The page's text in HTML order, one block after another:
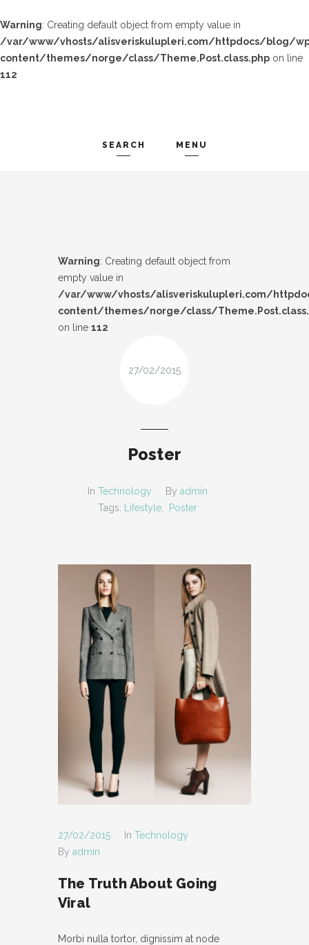
Warning: Creating default object from empty value in
/var/www/vhosts/alisveriskulupleri.com/httpdocs/blog/
content/themes/norge/class/Theme.Post.class.php on line
112
SEARCH MENU
Warning: Creating default object from
empty value in
/var/www/vhosts/alisveriskulupleri.com/
content/themes/norge/class/
on line 112
27/02/2015
Poster
In Technology By admin
Tags:
Lifestyle Poster
27/02/2015 In Technology
By admin
The Truth About Going
Viral
Morbi nulla tortor, dignissim at node